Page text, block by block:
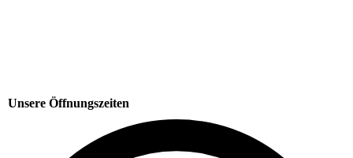
Unsere Öffnungszeiten